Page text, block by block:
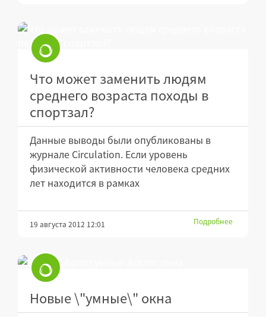
Что может заменить людям
среднего возраста походы в
спортзал?
Данные выводы были опубликованы в
журнале Circulation. Если уровень
физической активности человека средних
лет находится в рамках
19 августа 2012 12:01 Подробнее
Новые \"умные\" окна